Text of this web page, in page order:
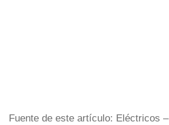
Fuente de este artículo: Eléctricos